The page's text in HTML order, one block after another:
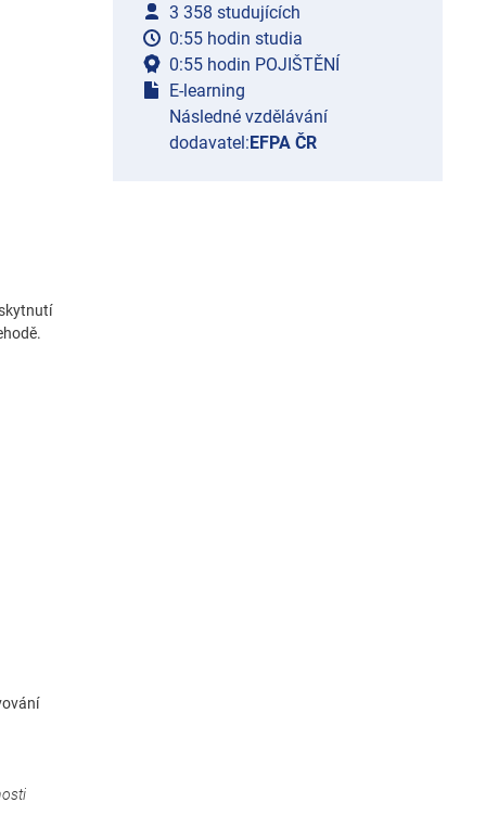
3 358 studujících
0:55 hodin studia
0:55 hodin POJIŠTĚNÍ
E-learning
Následné vzdělávání
dodavatel:EFPA ČR